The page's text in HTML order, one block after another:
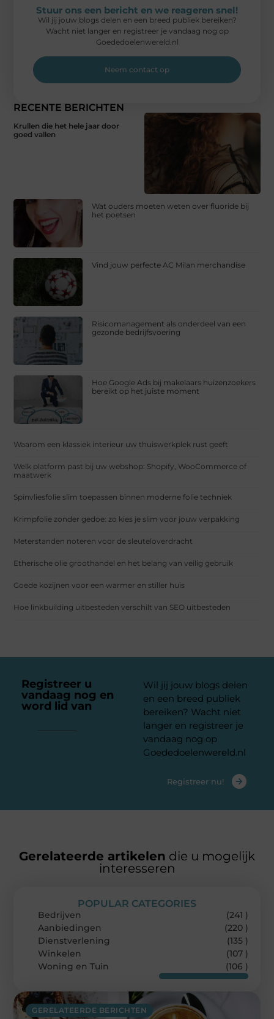
RECENTE BERICHTEN
Krullen die het hele jaar door
goed vallen
Wat ouders moeten weten over fluoride bij
het poetsen
Vind jouw perfecte AC Milan merchandise
Risicomanagement als onderdeel van een
gezonde bedrijfsvoering
Hoe Google Ads bij makelaars huizenzoekers
bereikt op het juiste moment
Waarom een klassiek interieur uw thuiswerkplek rust geeft
Welk platform past bij uw webshop: Shopify, WooCommerce of
maatwerk
Spinvliesfolie slim toepassen binnen moderne folie techniek
Krimpfolie zonder gedoe: zo kies je slim voor jouw verpakking
Meterstanden noteren voor de sleuteloverdracht
Etherische olie groothandel en het belang van veilig gebruik
Goede kozijnen voor een warmer en stiller huis
Hoe linkbuilding uitbesteden verschilt van SEO uitbesteden
Stuur ons een bericht en we reageren snel!
Wil jij jouw blogs delen en een breed publiek bereiken?
Wacht niet langer en registreer je vandaag nog op
Goededoelenwereld.nl
Neem contact op
Registreer u
vandaag nog en
word lid van
Wil jij jouw blogs delen
en een breed publiek
bereiken? Wacht niet
langer en registreer je
vandaag nog op
Goededoelenwereld.nl
Registreer nu!
Gerelateerde artikelen die u mogelijk
interesseren
GERELATEERDE BERICHTEN
POPULAR CATEGORIES
Bedrijven
(241 )
Aanbiedingen
(220 )
Dienstverlening
(135 )
Winkelen
(107 )
Woning en Tuin
(106 )